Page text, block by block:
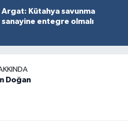
Argat: Kütahya savunma
sanayine entegre olmalı
Doğan